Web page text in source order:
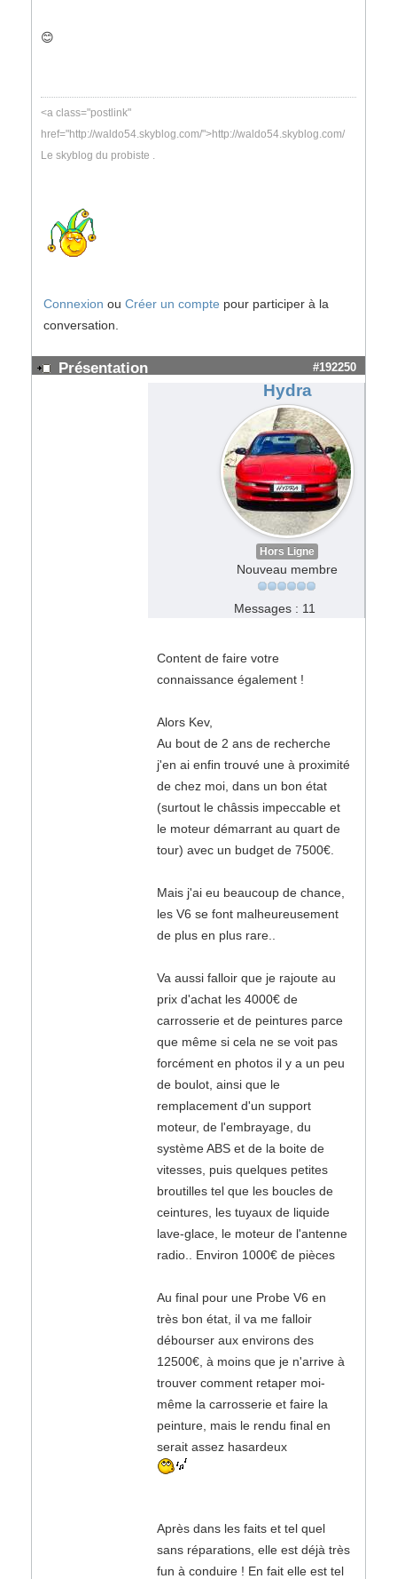
😊
<a class="postlink"
href="http://waldo54.skyblog.com/">http://waldo54.skyblog.com/
Le skyblog du probiste .
Connexion ou Créer un compte pour participer à la
conversation.
Présentation #192250
Hydra
Hors Ligne
Nouveau membre
Messages : 11
Content de faire votre
connaissance également !
Alors Kev,
Au bout de 2 ans de recherche
j'en ai enfin trouvé une à proximité
de chez moi, dans un bon état
(surtout le châssis impeccable et
le moteur démarrant au quart de
tour) avec un budget de 7500€.
Mais j'ai eu beaucoup de chance,
les V6 se font malheureusement
de plus en plus rare..
Va aussi falloir que je rajoute au
prix d'achat les 4000€ de
carrosserie et de peintures parce
que même si cela ne se voit pas
forcément en photos il y a un peu
de boulot, ainsi que le
remplacement d'un support
moteur, de l'embrayage, du
système ABS et de la boite de
vitesses, puis quelques petites
broutilles tel que les boucles de
ceintures, les tuyaux de liquide
lave-glace, le moteur de l'antenne
radio.. Environ 1000€ de pièces
Au final pour une Probe V6 en
très bon état, il va me falloir
débourser aux environs des
12500€, à moins que je n'arrive à
trouver comment retaper moi-
même la carrosserie et faire la
peinture, mais le rendu final en
serait assez hasardeux
Après dans les faits et tel quel
sans réparations, elle est déjà très
fun à conduire ! En fait elle est tel